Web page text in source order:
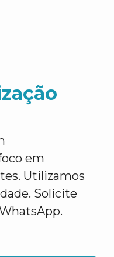
em
Utilizamos
Solicite